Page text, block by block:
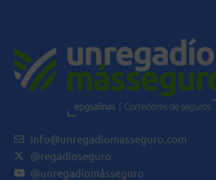
info@unregadiomasseguro.com
@regadioseguro
@unregadíomásseguro